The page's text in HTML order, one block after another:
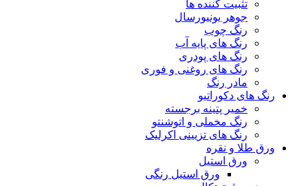
تثبیت کننده ها
جوهر یونیورسال
رنگ چوب
رنگ‌ های پایه آب
رنگ های پودری
رنگ‌ های روغنی و فوری
مادر رنگ
رنگ های دکوراتیو
خمیر پتینه برجسته
رنگ مخملی و اتوشنتو
رنگ های تزیینی اکرلیک
ورق طلا و نقره
ورق استیل
ورق استیل رنگی